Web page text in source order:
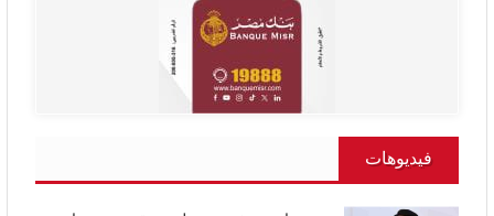
فيديوهات